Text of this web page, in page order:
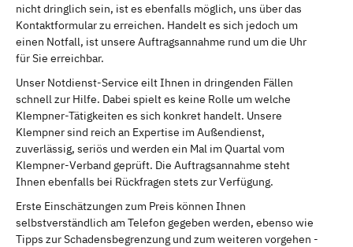
nicht dringlich sein, ist es ebenfalls möglich, uns über das
Kontaktformular zu erreichen. Handelt es sich jedoch um
einen Notfall, ist unsere Auftragsannahme rund um die Uhr
für Sie erreichbar.
Unser Notdienst-Service eilt Ihnen in dringenden Fällen
schnell zur Hilfe. Dabei spielt es keine Rolle um welche
Klempner-Tätigkeiten es sich konkret handelt. Unsere
Klempner sind reich an Expertise im Außendienst,
zuverlässig, seriös und werden ein Mal im Quartal vom
Klempner-Verband geprüft. Die Auftragsannahme steht
Ihnen ebenfalls bei Rückfragen stets zur Verfügung.
Erste Einschätzungen zum Preis können Ihnen
selbstverständlich am Telefon gegeben werden, ebenso wie
Tipps zur Schadensbegrenzung und zum weiteren vorgehen -